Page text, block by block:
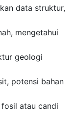
data struktur,
mengetahui
geologi
potensi bahan
atau candi